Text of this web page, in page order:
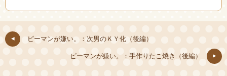
ピーマンが嫌い。：次男のＫＹ化（後編）
ピーマンが嫌い。：手作りたこ焼き（後編）